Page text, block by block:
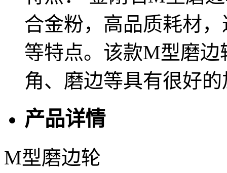
合金粉，高品质耗材
等特点。该款M型磨
角、磨边等具有很好
产品详情
M型磨边轮